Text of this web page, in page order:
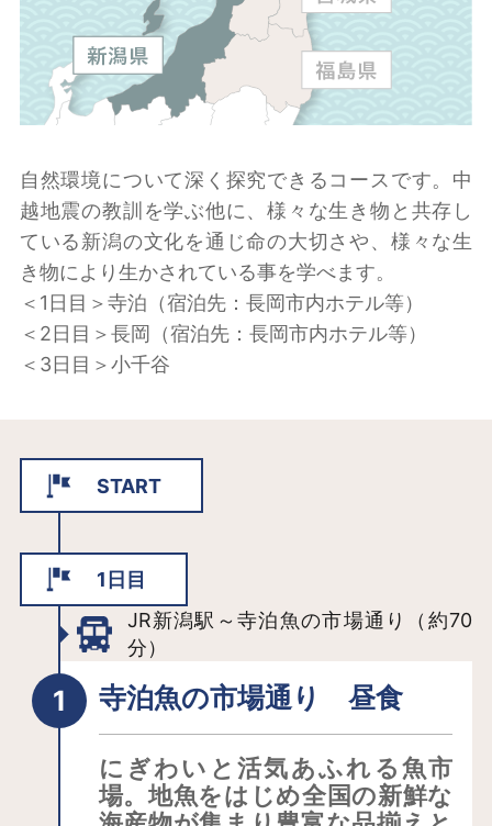
自然環境について深く探究できるコースです。中
越地震の教訓を学ぶ他に、様々な生き物と共存し
ている新潟の文化を通じ命の大切さや、様々な生
き物により生かされている事を学べます。
＜1日目＞寺泊（宿泊先：長岡市内ホテル等）
＜2日目＞長岡（宿泊先：長岡市内ホテル等）
＜3日目＞小千谷
START
1日目
JR新潟駅～寺泊魚の市場通り（約70
分）
寺泊魚の市場通り 昼食
にぎわいと活気あふれる魚市
場。地魚をはじめ全国の新鮮な